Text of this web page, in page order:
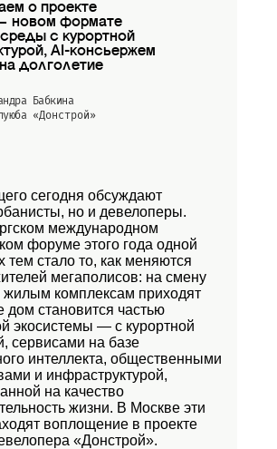
о проекте
новом формате
с курортной
AI-консьержем
долголетие
Бабкина
«Донстрой»
сегодня обсуждают
но и девелоперы.
международном
форуме этого года одной
тем стало то, как меняются
мегаполисов: на смену
комплексам приходят
дом становится частью
экосистемы — с курортной
сервисами на базе
интеллекта, общественными
и инфраструктурой,
на качество
жизни. В Москве эти
воплощение в проекте
«Донстрой».